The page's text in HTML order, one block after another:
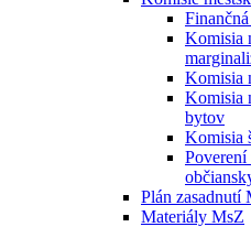
Komisia
Komisia
Komisia
bytov
Komisia
Plán zasadnutí
Materiály MsZ